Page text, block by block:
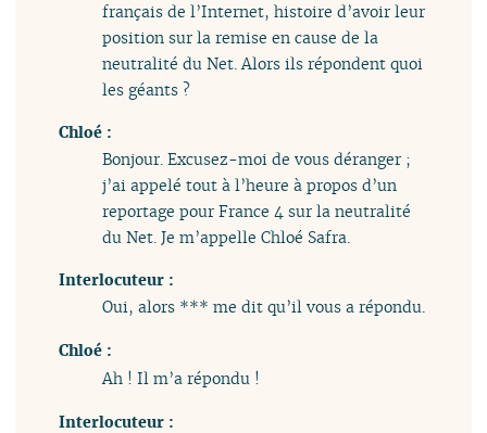
français de l’Internet, histoire d’avoir leur
position sur la remise en cause de la
neutralité du Net. Alors ils répondent quoi
les géants ?
Chloé :
Bonjour. Excusez-moi de vous déranger ;
j’ai appelé tout à l’heure à propos d’un
reportage pour France 4 sur la neutralité
du Net. Je m’appelle Chloé Safra.
Interlocuteur :
Oui, alors *** me dit qu’il vous a répondu.
Chloé :
Ah ! Il m’a répondu !
Interlocuteur :